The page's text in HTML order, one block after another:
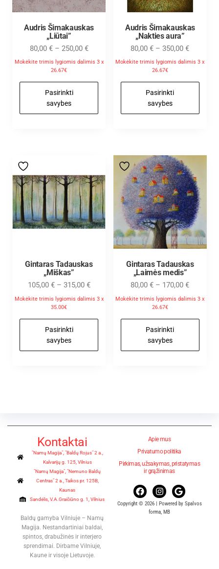
Audris Šimakauskas
„Liūtai”
80,00 € – 250,00 €
Mokėkite trimis lygiomis dalimis 3 x
26.67€
Pasirinkti
savybes
Audris Šimakauskas
„Nakties aura”
80,00€ – 350,00€
Mokėkite trimis lygiomis dalimis 3 x
26.67€
Pasirinkti
savybes
Gintaras Tadauskas
„Miškas”
105,00 € – 315,00 €
Mokėkite trimis lygiomis dalimis 3 x
35.00€
Pasirinkti
savybes
Gintaras Tadauskas
„Laimės medis”
80,00€ – 170,00€
Mokėkite trimis lygiomis dalimis 3 x
26.67€
Pasirinkti
savybes
Kontaktai
"Namų Magija", "Baldų Rojus" 2 a.,
Kalvarijų g. 125, Vilnius
"Namų Magija", "Nemuno Baldų
Centras" 2 a., Taikos pr. 125B,
Kaunas
Sandėlis, V.A.Graičiūno g. 1, Vilnius
Baldų gamyba Vilniuje – Namų
Magija. Nestandartiniai baldai,
spintos, drabužinės ir interjero
sprendimai. Dirbame Vilniuje,
Kaune ir visoje Lietuvoje.
Apie mus
Privatumo politika
Pirkimas, užsakymas, pristatymas
ir grąžinimas
Copyright © 2026 | Powered by Spalvos
forma, MB